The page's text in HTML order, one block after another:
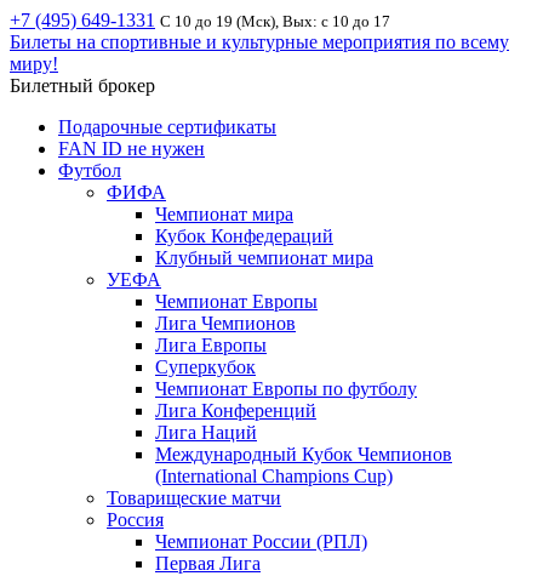
+7 (495) 649-1331 С 10 до 19 (Мск), Вых: с 10 до 17
Билеты на спортивные и культурные мероприятия по всему
миру!
Билетный брокер
Подарочные сертификаты
FAN ID не нужен
Футбол
ФИФА
Чемпионат мира
Кубок Конфедераций
Клубный чемпионат мира
УЕФА
Чемпионат Европы
Лига Чемпионов
Лига Европы
Суперкубок
Чемпионат Европы по футболу
Лига Конференций
Лига Наций
Международный Кубок Чемпионов
(International Champions Cup)
Товарищеские матчи
Россия
Чемпионат России (РПЛ)
Первая Лига